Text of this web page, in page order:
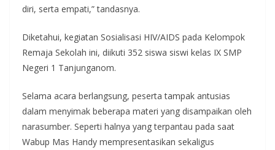
diri, serta empati,” tandasnya.
Diketahui, kegiatan Sosialisasi HIV/AIDS pada Kelompok
Remaja Sekolah ini, diikuti 352 siswa siswi kelas IX SMP
Negeri 1 Tanjunganom.
Selama acara berlangsung, peserta tampak antusias
dalam menyimak beberapa materi yang disampaikan oleh
narasumber. Seperti halnya yang terpantau pada saat
Wabup Mas Handy mempresentasikan sekaligus